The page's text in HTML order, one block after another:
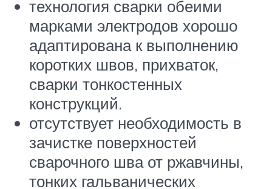
технология сварки обеими
марками электродов хорошо
адаптирована к выполнению
коротких швов, прихваток,
сварки тонкостенных
конструкций.
отсутствует необходимость в
зачистке поверхностей
сварочного шва от ржавчины,
тонких гальванических